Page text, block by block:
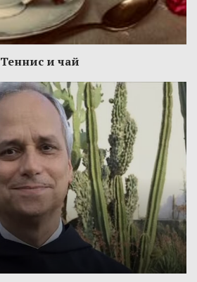
Теннис и чай